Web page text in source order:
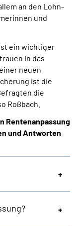
an den Lohn-
und
ein wichtiger
in das
neuen
ist die
die
Roßbach.
Rentenanpassung
und Antworten